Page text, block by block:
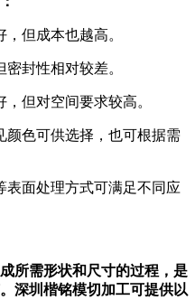
但成本也越高。
封性相对较差。
但对空间要求较高。
颜色可供选择，也可根据需
表面处理方式可满足不同应
所需形状和尺寸的过程，是
深圳楷铭模切加工可提供以